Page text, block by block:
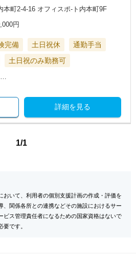
本町2-4-16 オフィスポ-ト内本町9F
円
完備 土日祝休
通勤手当
土日祝のみ勤務可
詳細を見る
1/1
おいて、利用者の個別支援計画の作成・評価を
、関係各所との連携などその施設におけるサー
ビス管理責任者になるための国家資格はないで
です。